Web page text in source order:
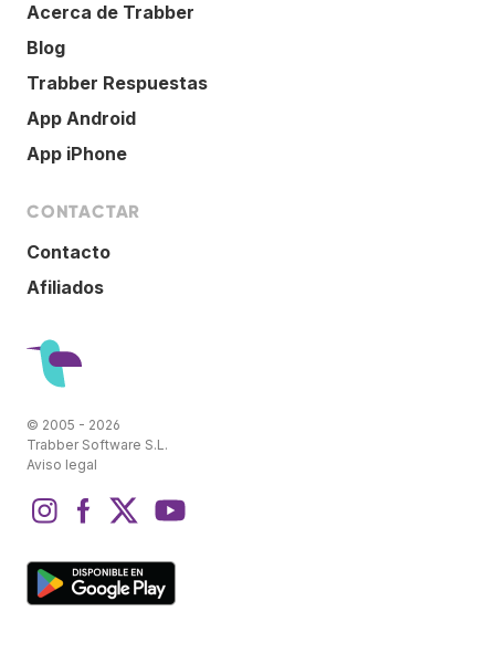
Acerca de Trabber
Blog
Trabber Respuestas
App Android
App iPhone
CONTACTAR
Contacto
Afiliados
© 2005 - 2026
Trabber Software S.L.
Aviso legal